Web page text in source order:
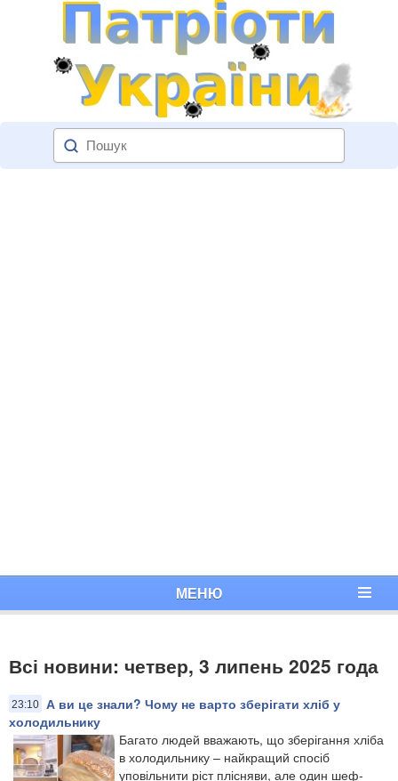
МЕНЮ
Всі новини: четвер, 3 липень 2025 года
23:10 А ви це знали? Чому не варто зберігати хліб у
холодильнику
Багато людей вважають, що зберігання хліба
в холодильнику – найкращий спосіб
уповільнити ріст плісняви, але один шеф-